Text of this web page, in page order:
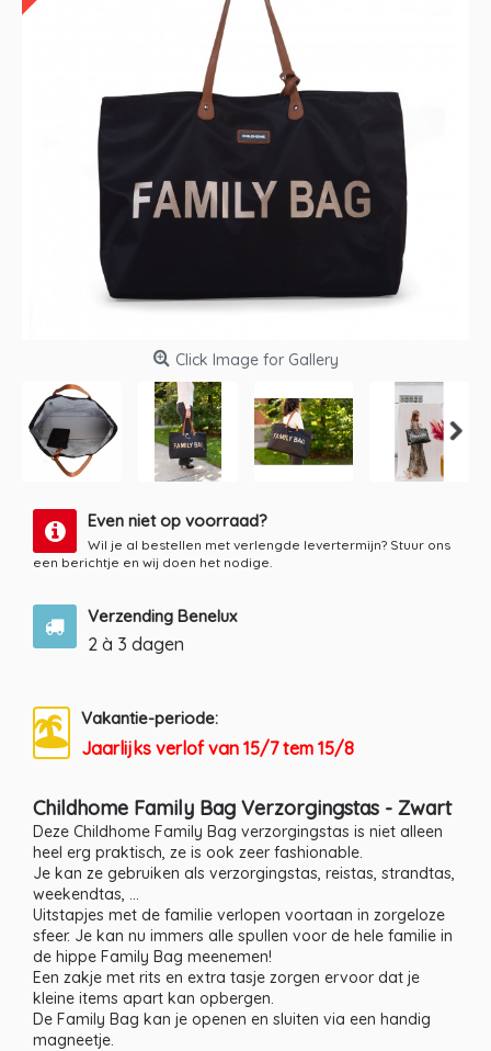
Click Image for Gallery
Even niet op voorraad?
Wil je al bestellen met verlengde levertermijn? Stuur ons
een berichtje en wij doen het nodige.
Verzending Benelux
2 à 3 dagen
Vakantie-periode:
Jaarlijks verlof van 15/7 tem 15/8
Childhome Family Bag Verzorgingstas - Zwart
Deze Childhome Family Bag verzorgingstas is niet alleen
heel erg praktisch, ze is ook zeer fashionable.
Je kan ze gebruiken als verzorgingstas, reistas, strandtas,
weekendtas, ...
Uitstapjes met de familie verlopen voortaan in zorgeloze
sfeer. Je kan nu immers alle spullen voor de hele familie in
de hippe Family Bag meenemen!
Een zakje met rits en extra tasje zorgen ervoor dat je
kleine items apart kan opbergen.
De Family Bag kan je openen en sluiten via een handig
magneetje.